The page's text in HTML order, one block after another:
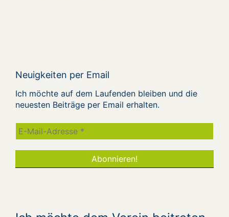
Neuigkeiten per Email
Ich möchte auf dem Laufenden bleiben und die
neuesten Beiträge per Email erhalten.